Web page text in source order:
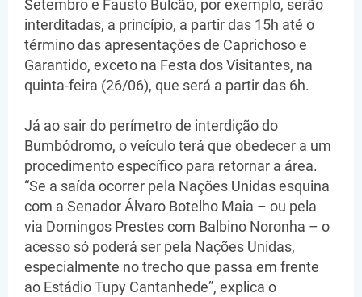
Setembro e Fausto Bulcão, por exemplo, serão
interditadas, a princípio, a partir das 15h até o
término das apresentações de Caprichoso e
Garantido, exceto na Festa dos Visitantes, na
quinta-feira (26/06), que será a partir das 6h.
Já ao sair do perímetro de interdição do
Bumbódromo, o veículo terá que obedecer a um
procedimento específico para retornar a área.
“Se a saída ocorrer pela Nações Unidas esquina
com a Senador Álvaro Botelho Maia – ou pela
via Domingos Prestes com Balbino Noronha – o
acesso só poderá ser pela Nações Unidas,
especialmente no trecho que passa em frente
ao Estádio Tupy Cantanhede”, explica o